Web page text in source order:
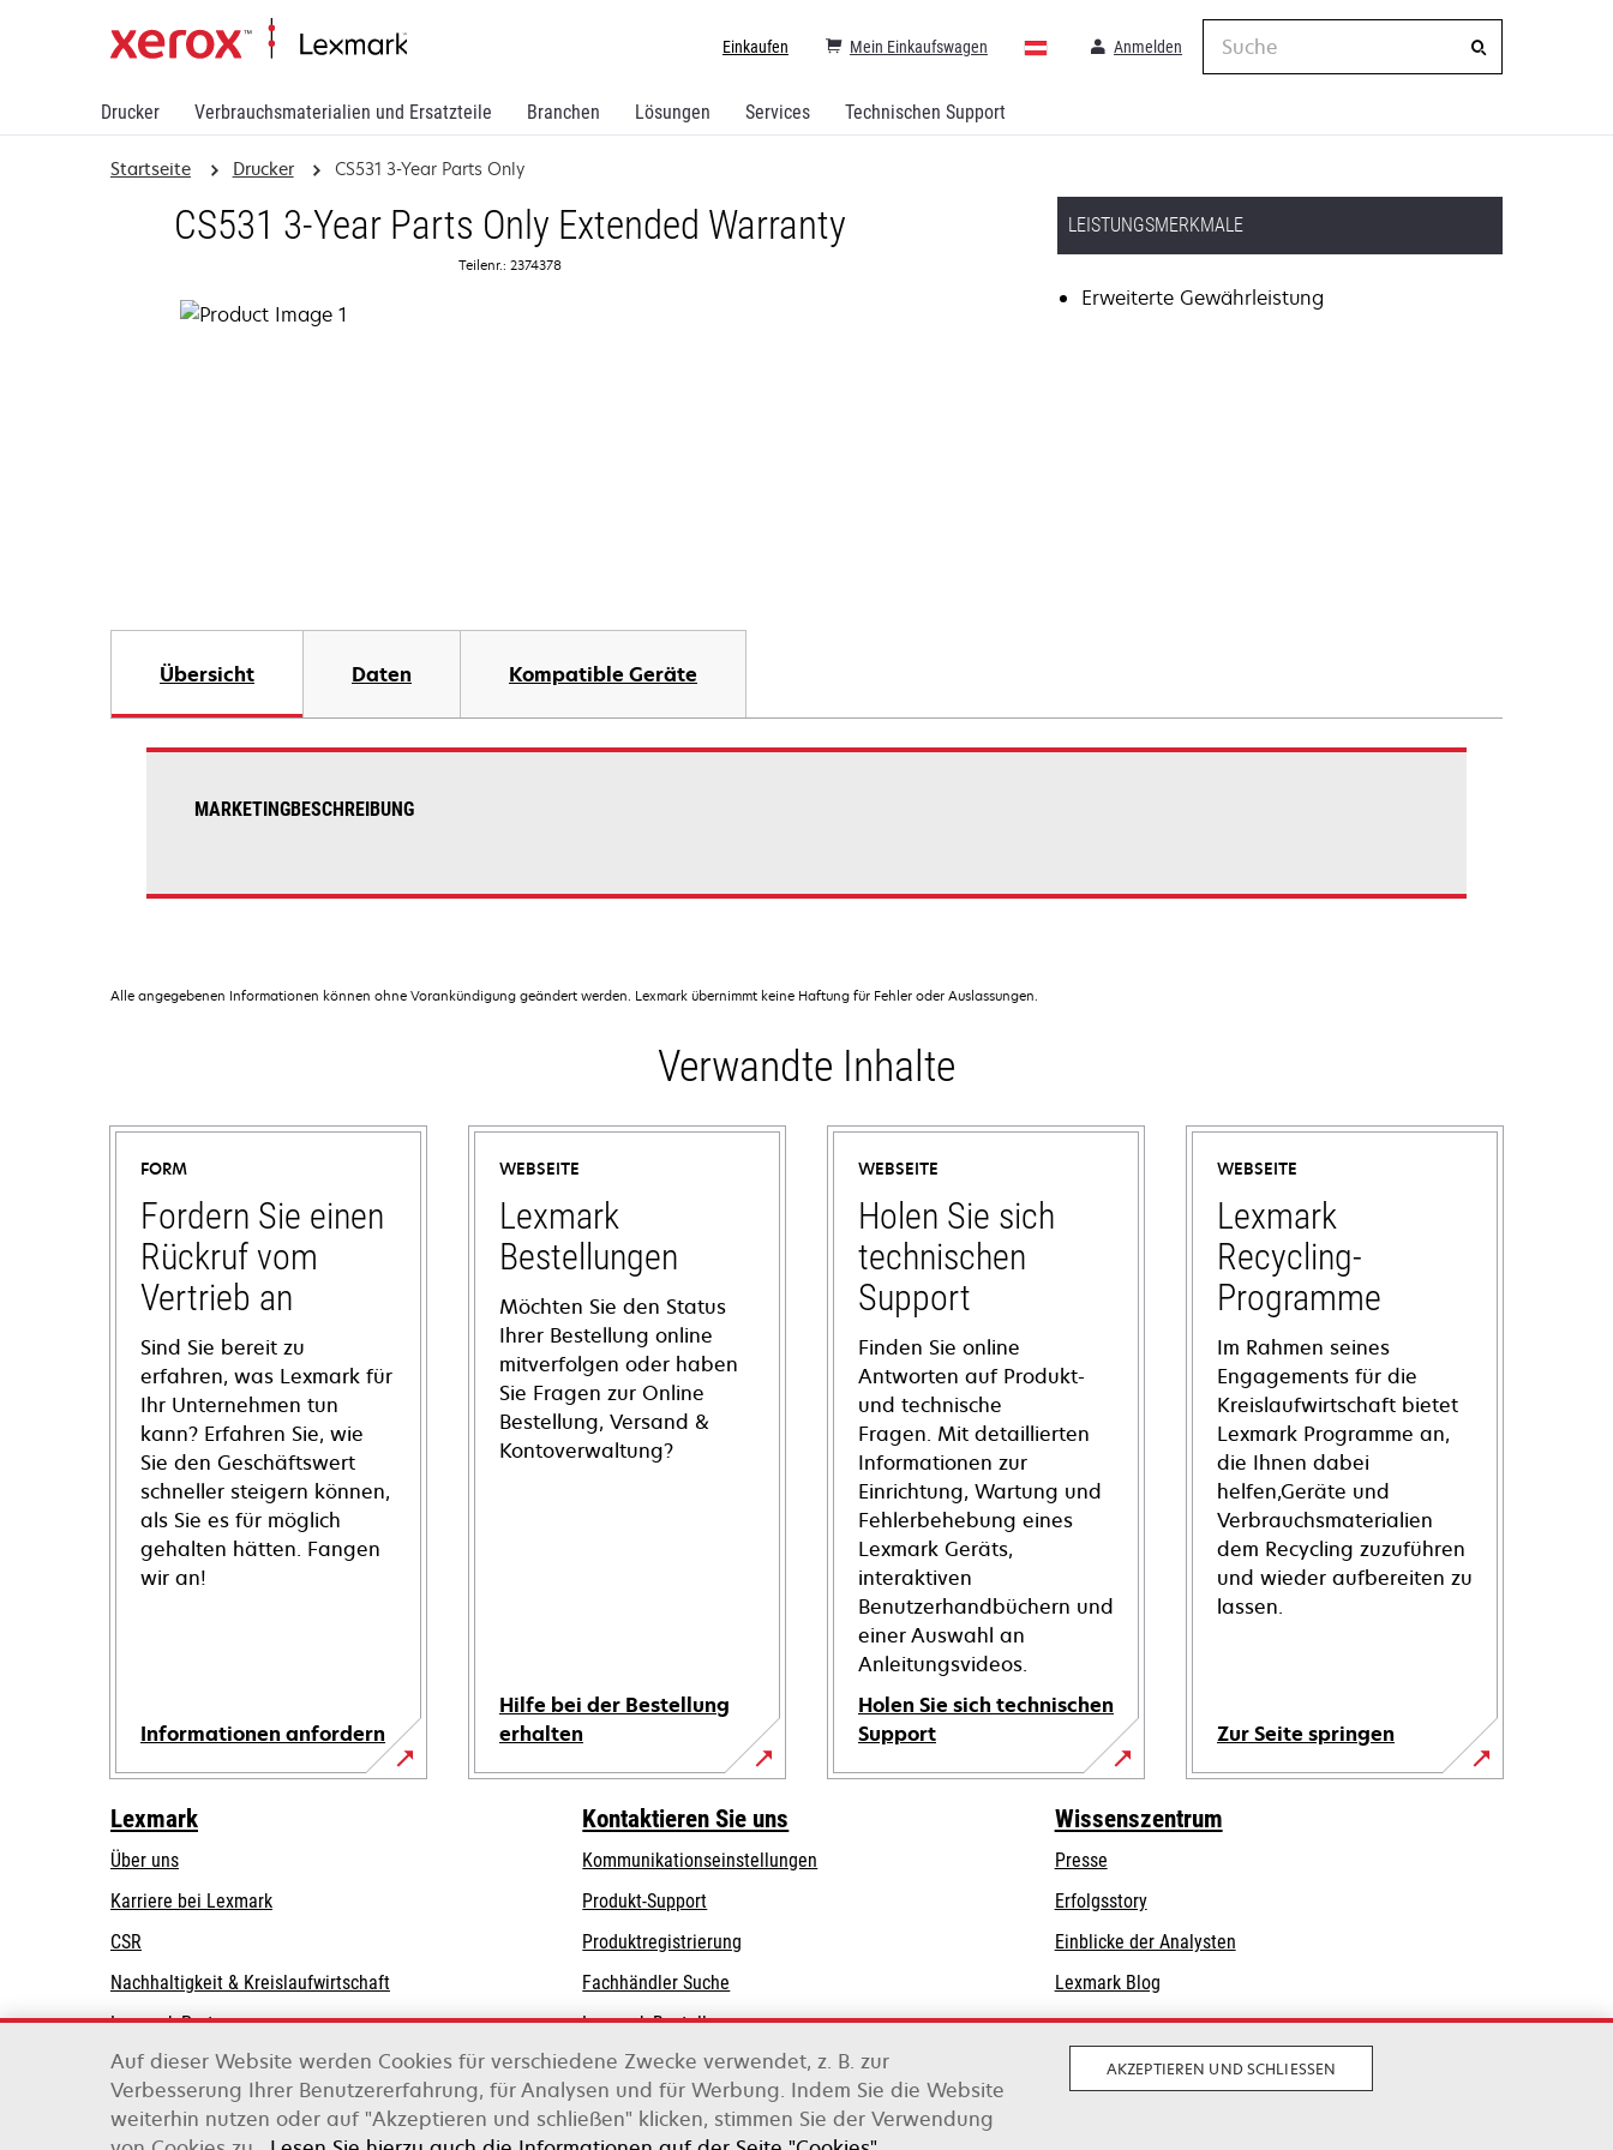
Drucker Verbrauchsmaterialien und Ersatzteile Branchen Lösungen Services Technischen Support
Einkaufen Anmelden
Mein Einkaufswagen
Suche
Startseite Drucker CS531 3-Year Parts Only
CS531 3-Year Parts Only Extended Warranty
Teilenr.: 2374378
LEISTUNGSMERKMALE
Erweiterte Gewährleistung
Übersicht Daten Kompatible Geräte
MARKETINGBESCHREIBUNG
Alle angegebenen Informationen können ohne Vorankündigung geändert werden. Lexmark übernimmt keine Haftung für Fehler oder Auslassungen.
Verwandte Inhalte
FORM
Fordern Sie einen
Rückruf vom
Vertrieb an
Sind Sie bereit zu
erfahren, was Lexmark für
Ihr Unternehmen tun
kann? Erfahren Sie, wie
Sie den Geschäftswert
schneller steigern können,
als Sie es für möglich
gehalten hätten. Fangen
wir an!
Informationen anfordern
WEBSEITE
Lexmark
Bestellungen
Möchten Sie den Status
Ihrer Bestellung online
mitverfolgen oder haben
Sie Fragen zur Online
Bestellung, Versand &
Kontoverwaltung?
Hilfe bei der Bestellung
erhalten
WEBSEITE
Holen Sie sich
technischen
Support
Finden Sie online
Antworten auf Produkt-
und technische
Fragen. Mit detaillierten
Informationen zur
Einrichtung, Wartung und
Fehlerbehebung eines
Lexmark Geräts,
interaktiven
Benutzerhandbüchern und
einer Auswahl an
Anleitungsvideos.
Holen Sie sich technischen
Support
wird
WEBSEITE
Lexmark
Recycling-
Programme
Im Rahmen seines
Engagements für die
Kreislaufwirtschaft bietet
Lexmark Programme an,
die Ihnen dabei
helfen,Geräte und
Verbrauchsmaterialien
dem Recycling zuzuführen
und wieder aufbereiten zu
lassen.
Zur Seite springen
Lexmark
Über uns
Karriere bei Lexmark
CSR
Nachhaltigkeit & Kreislaufwirtschaft
Lexmark-Partner
Kontaktieren Sie uns
Kommunikationseinstellungen
wird
in
einer
neuen
Registerkarte
Produkt-Supportwird
einer
neuen
Registerkarte
Produktregistrierung
Fachhändler Suche
Lexmark Bestellungen
Lexmark Distributoren
Wissenszentrum
Presse
Erfolgsstory
Einblicke der Analysten
Lexmark Blog
Lexmark International, Inc., ein Unternehmen von Xerox
Auf dieser Website werden Cookies für verschiedene Zwecke verwendet, z. B. zur
Verbesserung Ihrer Benutzererfahrung, für Analysen und für Werbung. Indem Sie die Website
weiterhin nutzen oder auf "Akzeptieren und schließen" klicken, stimmen Sie der Verwendung
AKZEPTIEREN UND SCHLIESSEN